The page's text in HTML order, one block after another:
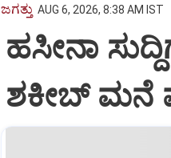
ಜಗತ್ತು AUG 6, 2026, 8:38 AM IST
ಹಸೀನಾ
ಶಕೀಬ್ ಮನೆ